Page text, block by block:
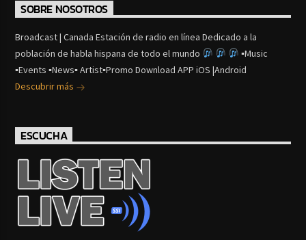
SOBRE NOSOTROS
Broadcast | Canada Estación de radio en línea Dedicado a la
población de habla hispana de todo el mundo
▪Music
▪Events ▪News▪ Artist▪Promo Download APP iOS |Android
Descubrir más
ESCUCHA